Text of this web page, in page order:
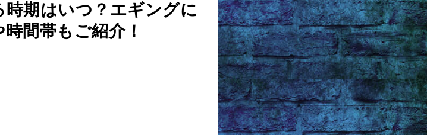
期はいつ？エギングに
間帯もご紹介！